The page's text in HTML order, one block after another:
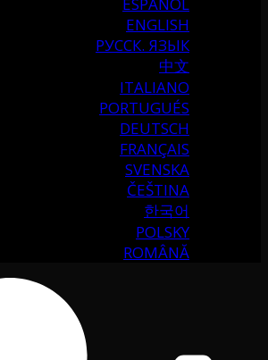
ENGLISH
РУССК. ЯЗЫК
中文
ITALIANO
PORTUGUÉS
DEUTSCH
FRANÇAIS
SVENSKA
ČEŠTINA
한국어
POLSKY
ROMÂNĂ